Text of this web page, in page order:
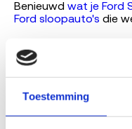
Toestemming
Benieuwd wat je Ford
Ford sloopauto's die
Gerelateerde Ford-
Ford B-Max